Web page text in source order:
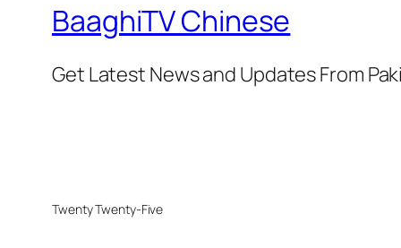
BaaghiTV Chinese
Get Latest News and Updates From
Twenty Twenty-Five